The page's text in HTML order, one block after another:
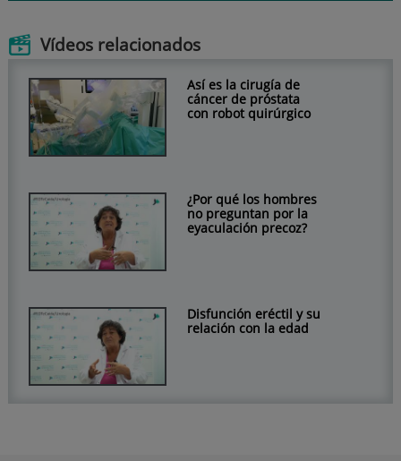
Vídeos relacionados
Así es la cirugía de
cáncer de próstata
con robot quirúrgico
¿Por qué los hombres
no preguntan por la
eyaculación precoz?
Disfunción eréctil y su
relación con la edad